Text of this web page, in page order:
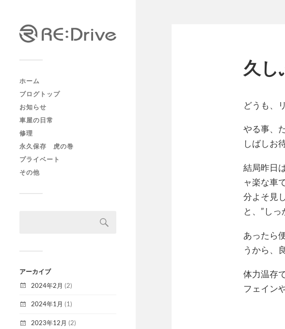
ホーム
ブログトップ
お知らせ
車屋の日常
修理
永久保存 虎の巻
プライベート
その他
アーカイブ
2024年2月 (2)
2024年1月 (1)
2023年12月 (2)
久し
どうも、
やる事、
しばしお
結局昨日
ャ楽な車
分よそ見
と、”し
あったら
うから、
体力温存
フェイン